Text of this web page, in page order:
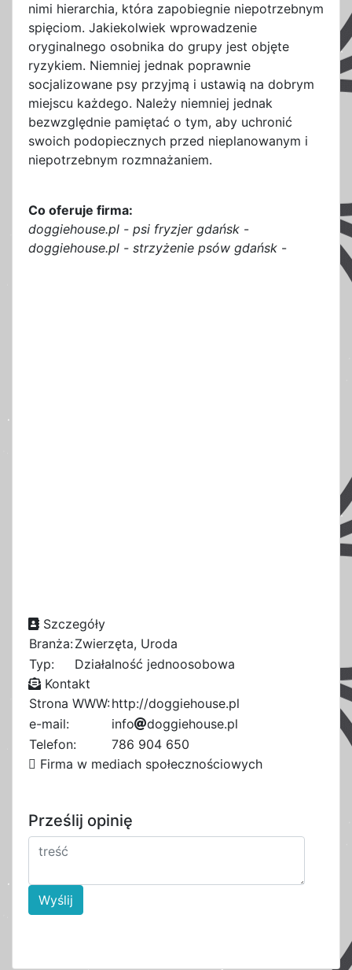
nimi hierarchia, która zapobiegnie niepotrzebnym
spięciom. Jakiekolwiek wprowadzenie
oryginalnego osobnika do grupy jest objęte
ryzykiem. Niemniej jednak poprawnie
socjalizowane psy przyjmą i ustawią na dobrym
miejscu każdego. Należy niemniej jednak
bezwzględnie pamiętać o tym, aby uchronić
swoich podopiecznych przed nieplanowanym i
niepotrzebnym rozmnażaniem.
Co oferuje firma:
doggiehouse.pl - psi fryzjer gdańsk -
doggiehouse.pl - strzyżenie psów gdańsk -
Szczegóły
Branża:Zwierzęta, Uroda
Typ:
Działalność jednoosobowa
Kontakt
Strona WWW:http://doggiehouse.pl
e-mail:
info a
dogd
9
2
gieb
house.7
pl
Telefon:
786 904 650
Firma w mediach społecznościowych
Prześlij opinię
Wyślij